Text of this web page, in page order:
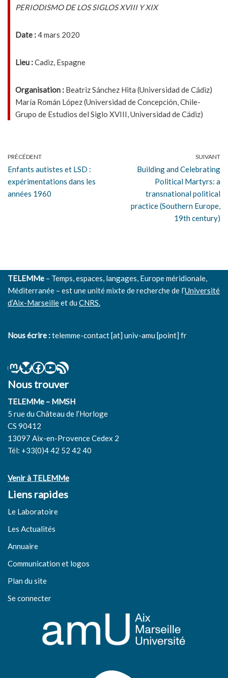
PERIODISMO DE LOS SIGLOS XVIII Y XIX
Date :4 mars 2020
Lieu :Cadiz, Espagne
Organisation : Beatriz Sánchez Hita (Universidad de Cádiz)
María Román López (Universidad de Concepción, Chile-
Grupo de Estudios del Siglo XVIII, Universidad de Cádiz)
PRÉCÉDENT
Enfants autistes et LSD :
expérimentations dans les
années 1960
SUIVANT
Building and Celebrating
Political Martyrs: a
transnational political
practice (Southern Europe,
19th century)
TELEMMe – Temps, espaces, langages, Europe méridionale,
Méditerranée – est une unité mixte de recherche de l’Université
d’Aix-Marseilleet duCNRS.
Nous écrire :telemme-contact [at] univ-amu [point] fr
Nous trouver
TELEMMe – MMSH
5 rue du Château de l’Horloge
CS 90412
13097 Aix-en-Provence Cedex 2
Tél: +33(0)4 42 52 42 40
Venir à TELEMMe
Liens rapides
Le Laboratoire
Les Actualités
Annuaire
Communication et logos
Plan du site
Se connecter